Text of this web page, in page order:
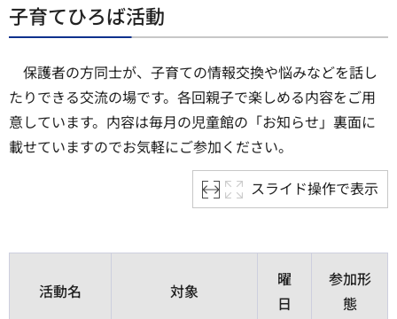
子育てひろば活動
保護者の方同士が、子育ての情報交換や悩みなどを話し
たりできる交流の場です。各回親子で楽しめる内容をご用
意しています。内容は毎月の児童館の「お知らせ」裏面に
載せていますのでお気軽にご参加ください。
スライド操作で表示
活動名 対象
曜
日
参加形
態